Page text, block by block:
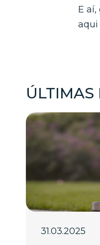
E
aqui
ÚLTIMAS
31.03.2025